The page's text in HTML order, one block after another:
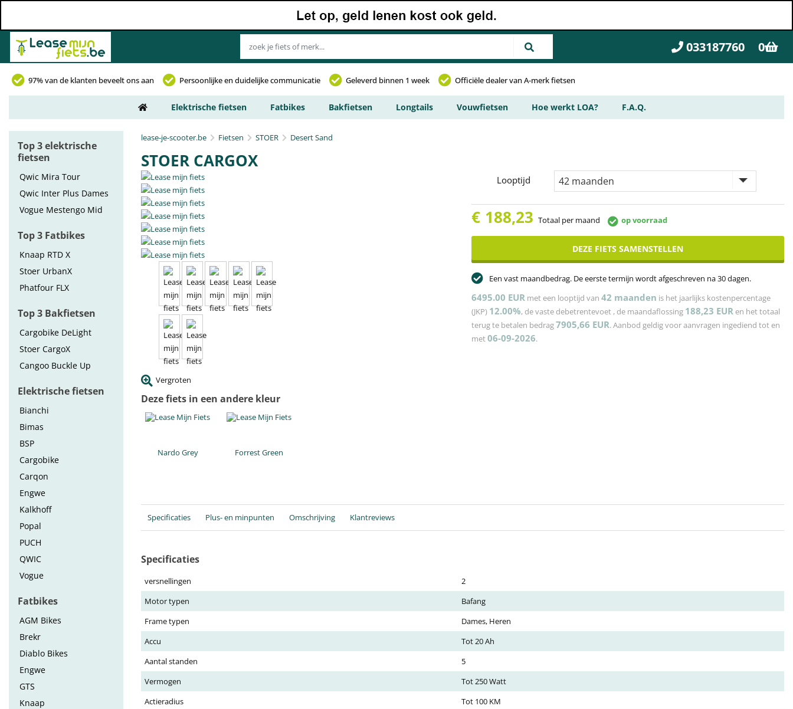
033187760 0
97% van de klanten beveelt ons aan Persoonlijke en duidelijke communicatie Geleverd binnen 1 week Officiële dealer van A-merk fietsen
Elektrische fietsen Fatbikes Bakfietsen Longtails Vouwfietsen Hoe werkt LOA? F.A.Q.
Top 3 elektrische
fietsen
Qwic Mira Tour
Qwic Inter Plus Dames
Vogue Mestengo Mid
Top 3 Fatbikes
Knaap RTD X
Stoer UrbanX
Phatfour FLX
Top 3 Bakfietsen
Cargobike DeLight
Stoer CargoX
Cangoo Buckle Up
Elektrische fietsen
Bianchi
Bimas
BSP
Cargobike
Carqon
Engwe
Kalkhoff
Popal
PUCH
QWIC
Vogue
Fatbikes
AGM Bikes
Brekr
Diablo Bikes
Engwe
GTS
Knaap
lease-je-scooter.be Fietsen STOER Desert Sand
STOER CARGOX
Vergroten
Deze fiets in een andere kleur
Nardo Grey Forrest Green
Looptijd
€ 188,23 Totaal per maand op voorraad
DEZE FIETS SAMENSTELLEN
Een vast maandbedrag. De eerste termijn wordt afgeschreven na 30 dagen.
6495.00 EUR met een looptijd van 42 maanden is het jaarlijks kostenpercentage
(JKP) 12.00%, de vaste debetrentevoet , de maandaflossing 188,23 EURen het totaal
terug te betalen bedrag7905,66 EUR. Aanbod geldig voor aanvragen ingediend tot en
met06-09-2026.
Specificaties Plus- en minpunten Omschrijving Klantreviews
Specificaties
versnellingen
2
Motor typen
Bafang
Frame typen
Dames, Heren
Accu
Tot 20 Ah
Aantal standen
5
Vermogen
Tot 250 Watt
Actieradius
Tot 100 KM